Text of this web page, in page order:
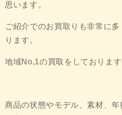
思います。
ご紹介でのお買取りも非常に
ります。
地域No,1の買取をしておりま
商品の状態やモデル、素材、